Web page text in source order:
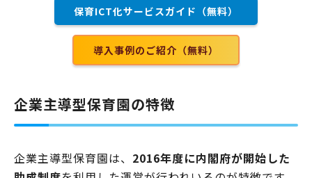
りも1750ヶ所増加しており、需要が高まっていることがわかります。そ
もそも、認可外保育施設はどのような特徴があるので…
保育ICT化サービスガイド（無料）
導入事例のご紹介（無料）
企業主導型保育園の特徴
企業主導型保育園は、 2016年度に内閣府が開始した